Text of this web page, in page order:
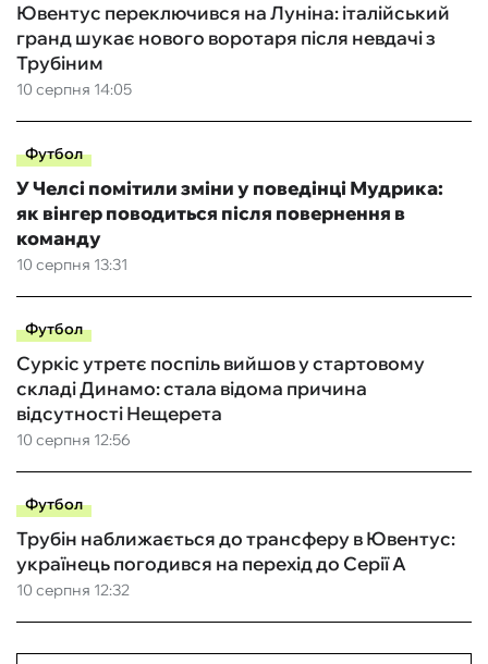
10 серпня 14:05
Ювентус переключився на Луніна: італійський
гранд шукає нового воротаря після невдачі з
Трубіним
Футбол
10 серпня 13:31
У Челсі помітили зміни у поведінці Мудрика:
як вінгер поводиться після повернення в
команду
Футбол
10 серпня 12:56
Суркіс утретє поспіль вийшов у стартовому
складі Динамо: стала відома причина
відсутності Нещерета
Футбол
10 серпня 12:32
Трубін наближається до трансферу в Ювентус:
українець погодився на перехід до Серії А